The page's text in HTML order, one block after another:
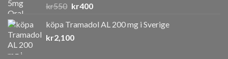
kr550 Det
priset
var:
kr400Det
priset
köpa Tramadol AL 200 mg i Sverige
kr2,100